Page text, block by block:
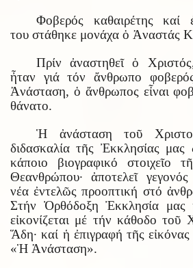
Φοβερός καθαιρέτης καί
του στάθηκε μονάχα ὁ Ἀναστάς
Πρίν ἀναστηθεῖ ὁ
ἦταν γιά τόν ἄνθρωπο
Ἀνάσταση, ὁ ἄνθρωπος εἶναι
θάνατο.
Ἡ ἀνάσταση τοῦ
διδασκαλία τῆς Ἐκκλησίας μας
κάποιο βιογραφικό στοιχεῖο
Θεανθρώπου· ἀποτελεῖ γεγονός
νέα ἐντελῶς προοπτική στό
Στήν Ὀρθόδοξη Ἐκκλησία μας
εἰκονίζεται μέ τήν κάθοδο τοῦ
Ἅδη· καί ἡ ἐπιγραφή τῆς εἰκόνας
«Ἡ Ἀνάσταση».